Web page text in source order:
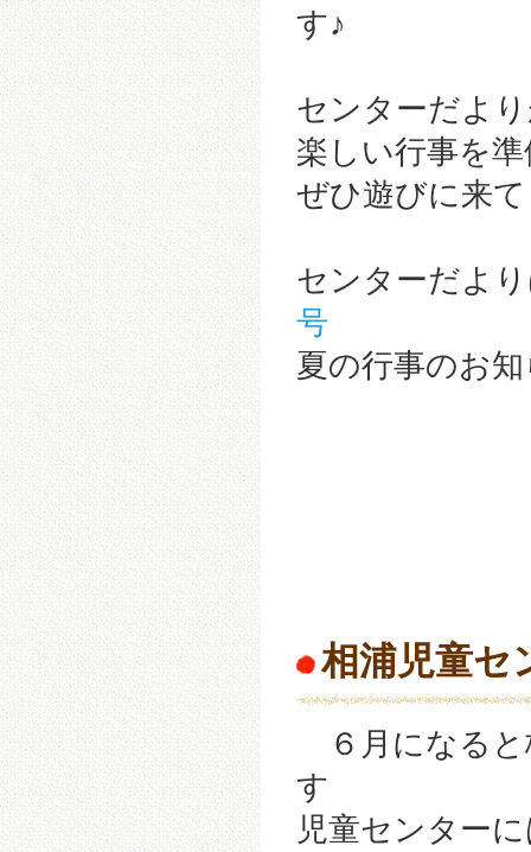
す♪
センターだよ
楽しい行事を
ぜひ遊びに来
センターだよ
号
夏の行事のお
相浦児童
６月になると
す
児童センター